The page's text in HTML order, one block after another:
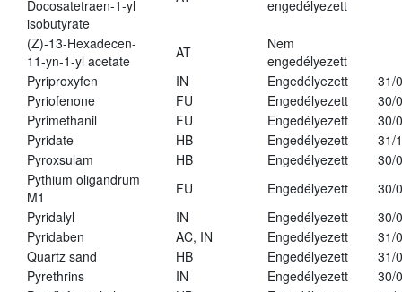
Docosatetraen-1-yl
isobutyrate
engedélyezett
(Z)-13-Hexadecen-
11-yn-1-yl acetate
AT
Nem
engedélyezett
Pyriproxyfen
IN Engedélyezett
31/
Pyriofenone
FU Engedélyezett
30/
Pyrimethanil
FU Engedélyezett
30/
Pyridate
HB Engedélyezett
31/
Pyroxsulam
HB Engedélyezett
30/
Pythium oligandrum
M1
FU Engedélyezett
30/
Pyridalyl
IN Engedélyezett
30/
Pyridaben
AC, IN Engedélyezett
31/
Quartz sand
HB Engedélyezett
31/
Pyrethrins
IN Engedélyezett
30/